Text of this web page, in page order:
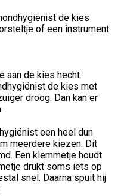
de kies
of een instrument.
aan de kies hecht.
de kies met
droog. Dan kan er
een heel dun
meerdere kiezen. Dit
Een klemmetje houdt
drukt soms iets op
snel. Daarna spuit hij